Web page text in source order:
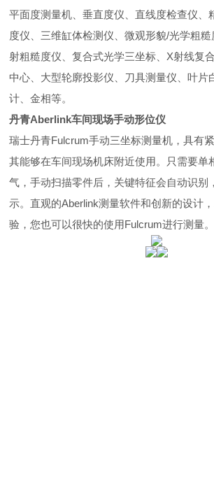
平面度测量机、垂直度仪、直线度检查仪、
度仪、三维缸体检测仪、微观形貌/光学粗
射粗糙度仪、复合式光学三坐标、X射线复
中心、大型轮廓投影仪、刀具测量仪、叶片
计、金相等。
丹青Aberlink车间现场手动形位仪
瑞士丹青Fulcrum手动三坐标测量机，具有
其能够在车间现场机床附近使用。只需要单
气，手动扫描零件后，关键特征会自动识别
示。直观的Aberlink测量软件和创新的设计
验，您也可以很快的使用Fulcrum进行测量。